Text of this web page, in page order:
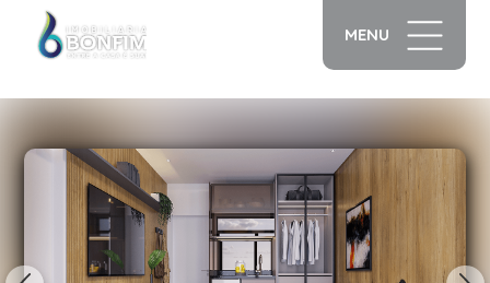
MENU